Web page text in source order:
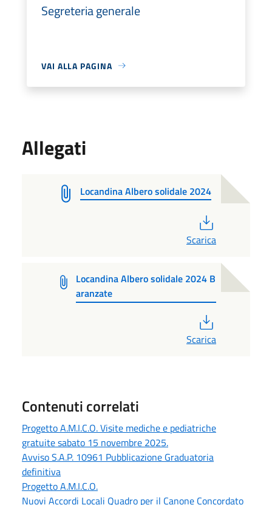
Segreteria generale
VAI ALLA PAGINA
Allegati
Locandina Albero solidale 2024
Scarica
Locandina Albero solidale 2024 B
aranzate
Scarica
Contenuti correlati
Progetto A.M.I.C.O. Visite mediche e pediatriche
gratuite sabato 15 novembre 2025.
Avviso S.A.P. 10961 Pubblicazione Graduatoria
definitiva
Progetto A.M.I.C.O.
Nuovi Accordi Locali Quadro per il Canone Concordato